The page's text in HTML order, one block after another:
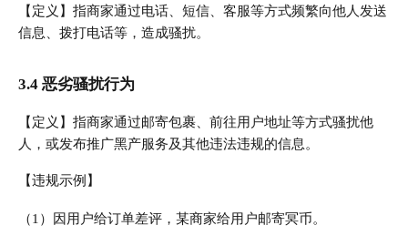
【定义】指商家通过电话、短信、客服等方式频繁向他人发送
信息、拨打电话等，造成骚扰。
3.4 恶劣骚扰行为
【定义】指商家通过邮寄包裹、前往用户地址等方式骚扰他
人，或发布推广黑产服务及其他违法违规的信息。
【违规示例】
（1）因用户给订单差评，某商家给用户邮寄冥币。